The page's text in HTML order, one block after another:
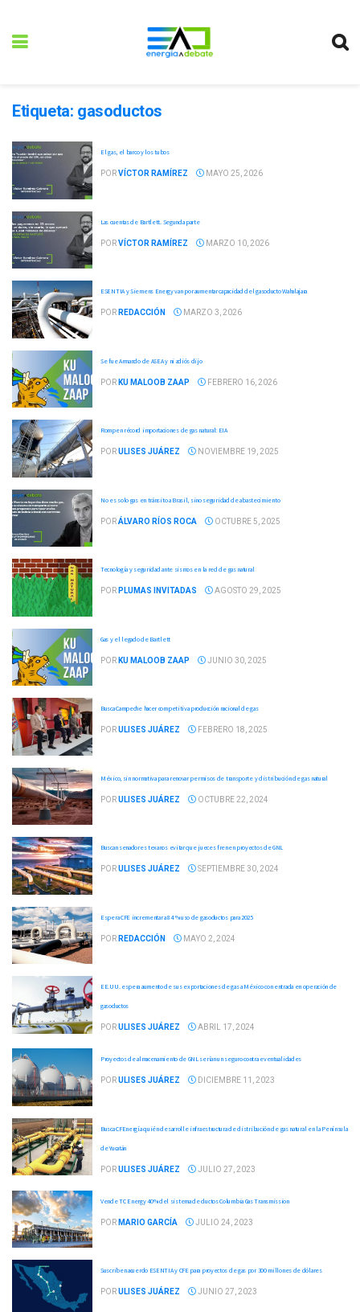
Etiqueta: gasoductos
El gas, el barco y los tubos
PORVÍCTOR RAMÍREZ MAYO 25, 2026
Las cuentas de Bartlett. Segunda parte
PORVÍCTOR RAMÍREZ MARZO 10, 2026
ESENTIA y Siemens Energy van por aumentar capacidad del gasoducto Wahalajara
POR REDACCIÓN MARZO 3, 2026
Se fue Armando de ASEA y ni adiós dijo
POR KU MALOOB ZAAP FEBRERO 16, 2026
Rompen récord importaciones de gas natural: EIA
PORULISES JUÁREZ NOVIEMBRE 19, 2025
No es solo gas en tránsito a Brasil, sino seguridad de abastecimiento
PORÁLVARO RÍOS ROCA OCTUBRE 5, 2025
Tecnología y seguridad ante sismos en la red de gas natural
POR PLUMAS INVITADAS AGOSTO 29, 2025
Gas y el legado de Bartlett
POR KU MALOOB ZAAP JUNIO 30, 2025
Busca Campeche hacer competitiva producción nacional de gas
PORULISES JUÁREZ FEBRERO 18, 2025
México, sin normativa para renovar permisos de transporte y distribución de gas natural
PORULISES JUÁREZ OCTUBRE 22, 2024
Buscan senadores texanos evitar que jueces frenen proyectos de GNL
PORULISES JUÁREZ SEPTIEMBRE 30, 2024
Espera CFE incrementar a 84 % uso de gasoductos para 2025
POR REDACCIÓN MAYO 2, 2024
EE.UU. espera aumento de sus exportaciones de gas a México con entrada en operación de
gasoductos
PORULISES JUÁREZ ABRIL 17, 2024
Proyectos de almacenamiento de GNL serían un seguro contra eventualidades
PORULISES JUÁREZ DICIEMBRE 11, 2023
Busca CFEnergía quién desarrolle infraestructura de distribución de gas natural en la Península
de Yucatán
PORULISES JUÁREZ JULIO 27, 2023
Vende TC Energy 40% del sistema de ductos Columbia Gas Transmission
POR MARIO GARCÍA JULIO 24, 2023
Suscriben acuerdo ESENTIA y CFE para proyectos de gas por 300 millones de dólares
PORULISES JUÁREZ JUNIO 27, 2023